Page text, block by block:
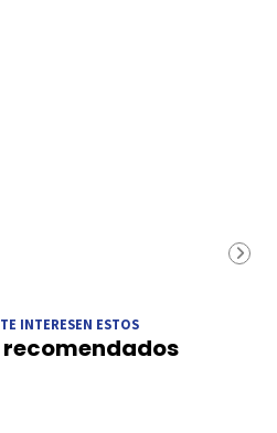
INTERESEN ESTOS